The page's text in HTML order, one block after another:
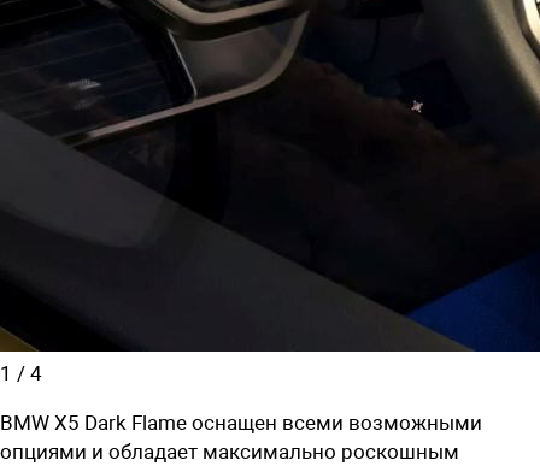
1 / 4
BMW X5 Dark Flame оснащен всеми возможными
опциями и обладает максимально роскошным